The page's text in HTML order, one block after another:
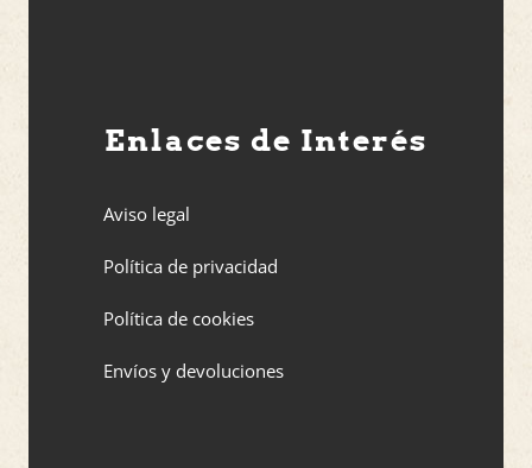
Enlaces de Interés
Aviso legal
Política de privacidad
Política de cookies
Envíos y devoluciones